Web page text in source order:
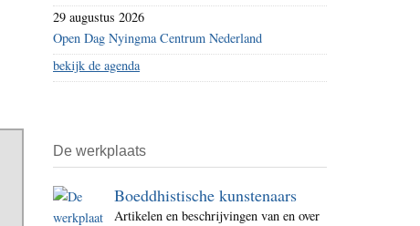
29 augustus 2026
Open Dag Nyingma Centrum Nederland
bekijk de agenda
De werkplaats
Boeddhistische kunstenaars
Artikelen en beschrijvingen van en over